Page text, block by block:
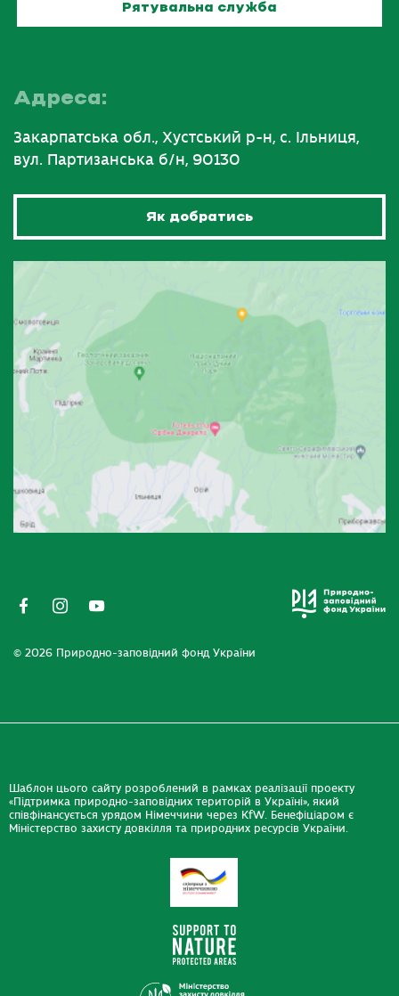
Рятувальна служба
Адреса:
Закарпатська обл., Хустський р-н, с. Ільниця,
вул. Партизанська б/н, 90130
Як добратись
© 2026 Природно-заповідний фонд України
Шаблон цього сайту розроблений в рамках реалізації проекту
«Підтримка природно-заповідних територій в Україні», який
співфінансується урядом Німеччини через KfW. Бенефіціаром є
Міністерство захисту довкілля та природних ресурсів України.